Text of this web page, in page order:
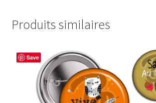
Produits similaires
Save